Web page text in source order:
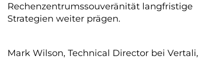
Rechenzentrumssouveränität langfristige
Strategien weiter prägen.
Mark Wilson, Technical Director bei Vertali,